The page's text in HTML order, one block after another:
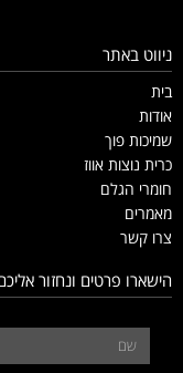
ניווט באתר
בית
אודות
שמיכות פוך
כרית נוצות אווז
חומרי הגלם
מאמרים
צרו קשר
הישארו פרטים ונחזור